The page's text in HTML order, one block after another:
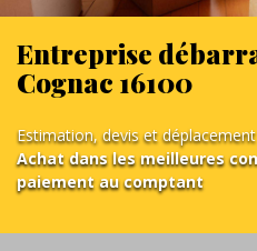
Entreprise
Cognac 16100
Estimation, devis et
Achat dans les meilleures
paiement au comptant